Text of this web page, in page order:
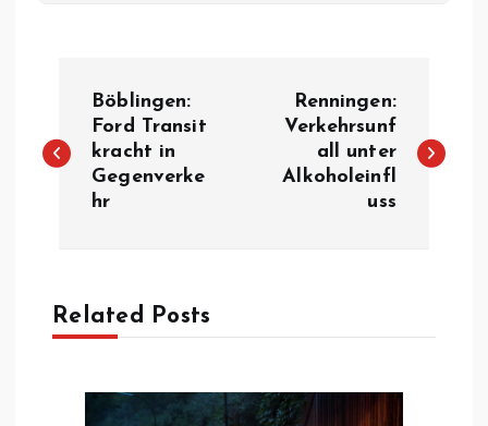
e
r
a
Böblingen:
Ford Transit
kracht in
Gegenverke
hr
Renningen:
Verkehrsunf
all unter
Alkoholeinfl
uss
Related Posts